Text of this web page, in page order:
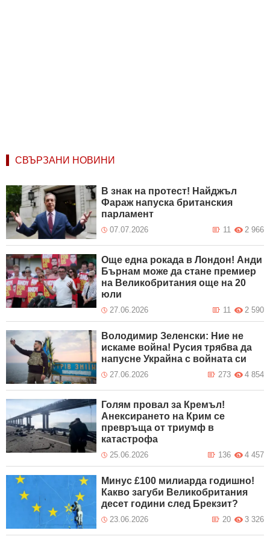
СВЪРЗАНИ НОВИНИ
В знак на протест! Найджъл
Фараж напуска британския
парламент
07.07.2026 2 966
11
Още една рокада в Лондон! Анди
Бърнам може да стане премиер
на Великобритания още на 20
юли
27.06.2026 2 590
11
Володимир Зеленски: Ние не
искаме война! Русия трябва да
напусне Украйна с войната си
27.06.2026 4 854
273
Голям провал за Кремъл!
Анексирането на Крим се
превръща от триумф в
катастрофа
25.06.2026 4 457
136
Mинус £100 милиарда годишно!
Какво загуби Великобритания
десет години след Брекзит?
23.06.2026 3 326
20